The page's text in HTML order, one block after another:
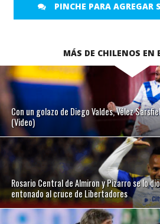
PINCHE PARA AGREGAR
MÁS DE CHILENOS EN
Con un golazo de Diego Valdes, Vélez
(Video)
Rosario Central de Almiron y Pizarro se lo
entonado al cruce de Libertadores